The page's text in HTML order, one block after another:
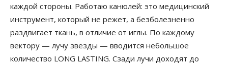
каждой стороны. Работаю канюлей: это медицинский
инструмент, который не режет, а безболезненно
раздвигает ткань, в отличие от иглы. По каждому
вектору — лучу звезды — вводится небольшое
количество LONG LASTING. Сзади лучи доходят до